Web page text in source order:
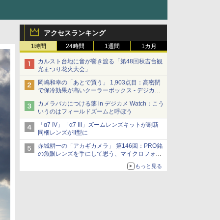
アクセスランキング
1時間 24時間 1週間 1カ月
カルスト台地に音が響き渡る「第48回秋吉台観
光まつり花火大会」
岡嶋和幸の「あとで買う」 1,903点目：高密閉
で保冷効果が高いクーラーボックス - デジカメ
Watch
カメラバカにつける薬 in デジカメ Watch：こう
いうのはフィールドズームと呼ぼう
「α7 IV」「α7 III」ズームレンズキットが刷新
同梱レンズがII型に
赤城耕一の「アカギカメラ」 第146回：PRO銘
の魚眼レンズを手にして思う、マイクロフォー
もっと見る